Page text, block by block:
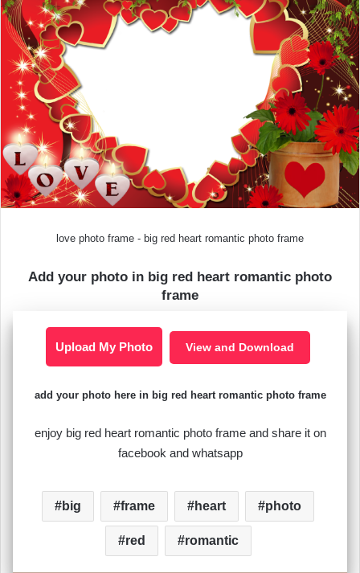
love photo frame - big red heart romantic photo frame
Add your photo in big red heart romantic photo
frame
Upload My Photo View and Download
add your photo here in big red heart romantic photo frame
enjoy big red heart romantic photo frame and share it on
facebook and whatsapp
big frame heart photo
red romantic